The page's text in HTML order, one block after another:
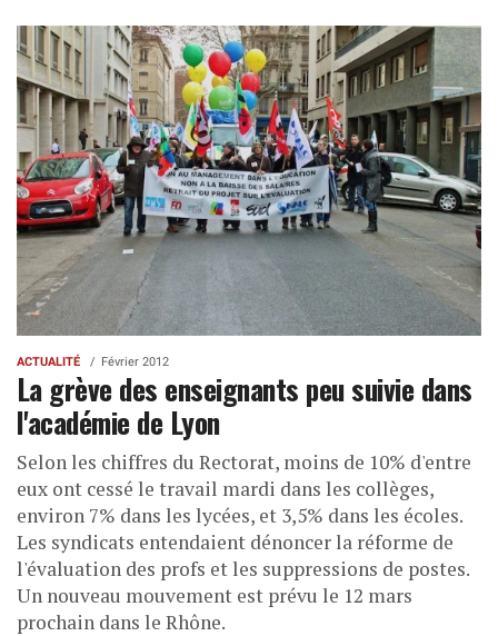
ACTUALITÉ Février 2012
La grève des enseignants peu suivie dans
l'académie de Lyon
Selon les chiffres du Rectorat, moins de 10% d'entre
eux ont cessé le travail mardi dans les collèges,
environ 7% dans les lycées, et 3,5% dans les écoles.
Les syndicats entendaient dénoncer la réforme de
l'évaluation des profs et les suppressions de postes.
Un nouveau mouvement est prévu le 12 mars
prochain dans le Rhône.